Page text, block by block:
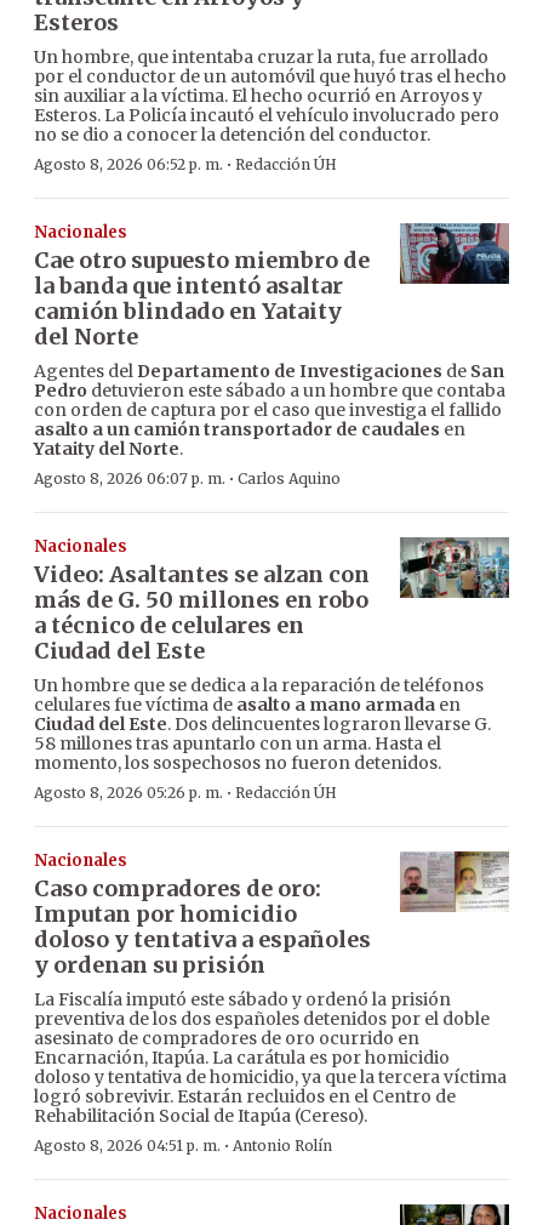
Esteros
Un hombre, que intentaba cruzar la ruta, fue arrollado
por el conductor de un automóvil que huyó tras el hecho
sin auxiliar a la víctima. El hecho ocurrió en Arroyos y
Esteros. La Policía incautó el vehículo involucrado pero
no se dio a conocer la detención del conductor.
Agosto 8, 2026 06:52 p. m. · Redacción ÚH
Nacionales
Cae otro supuesto miembro de
la banda que intentó asaltar
camión blindado en Yataity
del Norte
Agentes del Departamento de Investigaciones de San
Pedro detuvieron este sábado a un hombre que contaba
con orden de captura por el caso que investiga el fallido
asalto a un camión transportador de caudales en
Yataity del Norte.
Agosto 8, 2026 06:07 p. m. · Carlos Aquino
Nacionales
Video: Asaltantes se alzan con
más de G. 50 millones en robo
a técnico de celulares en
Ciudad del Este
Un hombre que se dedica a la reparación de teléfonos
celulares fue víctima de asalto a mano armada en
Ciudad del Este. Dos delincuentes lograron llevarse G.
58 millones tras apuntarlo con un arma. Hasta el
momento, los sospechosos no fueron detenidos.
Agosto 8, 2026 05:26 p. m. · Redacción ÚH
Nacionales
Caso compradores de oro:
Imputan por homicidio
doloso y tentativa a españoles
y ordenan su prisión
La Fiscalía imputó este sábado y ordenó la prisión
preventiva de los dos españoles detenidos por el doble
asesinato de compradores de oro ocurrido en
Encarnación, Itapúa. La carátula es por homicidio
doloso y tentativa de homicidio, ya que la tercera víctima
logró sobrevivir. Estarán recluidos en el Centro de
Rehabilitación Social de Itapúa (Cereso).
Agosto 8, 2026 04:51 p. m. · Antonio Rolín
Nacionales